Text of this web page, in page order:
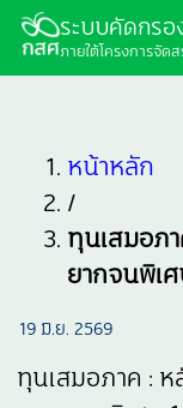
ระบบคัดกร
ภายใต้โครงการจัด
หน้าหลัก
/
ทุนเสมอภ
ยากจนพิเ
19 มิ.ย. 2569